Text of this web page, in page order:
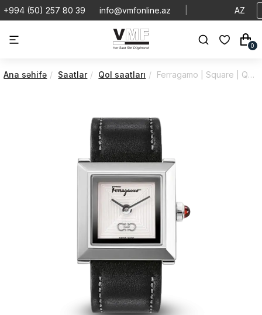
+994 (50) 257 80 39 info@vmfonline.az AZ
0
Ana səhifə Saatlar Qol saatları Ferragamo | Square | Quartz | SFYC00121